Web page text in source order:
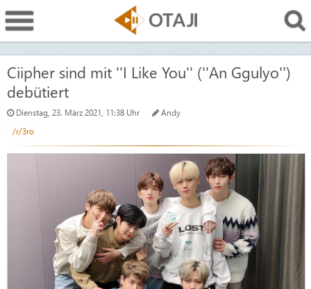
Ciipher sind mit ''I Like You'' (''An Ggulyo'')
debütiert
Dienstag, 23. März 2021, 11:38 Uhr
Andy
/r/3ro